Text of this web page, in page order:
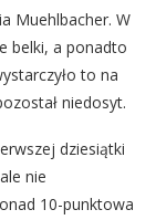
Muehlbacher. W
belki, a ponadto
to na
niedosyt.
dziesiątki
nie
10-punktowa